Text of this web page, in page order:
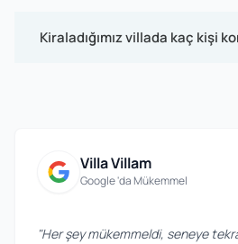
Kiraladığımız villada kaç kişi
Villa Villam
Google 'da Mükemmel
"Her şey mükemmeldi, seneye